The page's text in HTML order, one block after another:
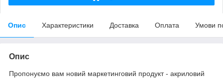
Опис Характеристики Доставка Оплата Умови
Опис
Пропонуємо вам новий маркетинговий продукт - акриловий